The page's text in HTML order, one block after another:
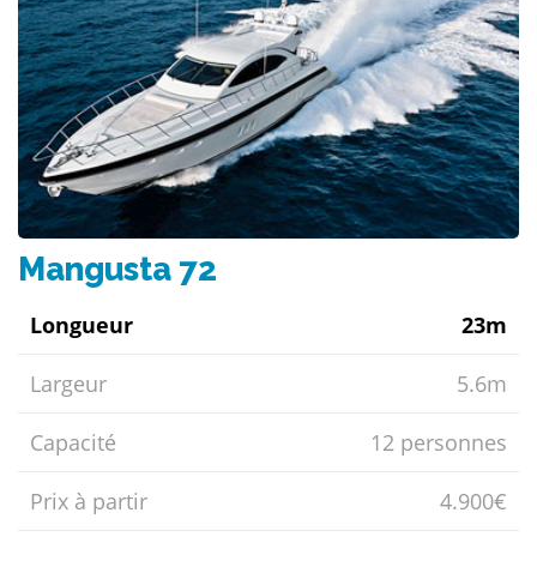
Mangusta 72
Longueur 23m
Largeur 5.6m
Capacité 12 personnes
Prix ​​à partir 4.900€